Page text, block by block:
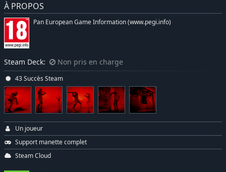
À PROPOS
Pan European Game Information (www.pegi.info)
Steam Deck: Non pris en charge
43 Succès Steam
Un joueur
Support manette complet
Steam Cloud